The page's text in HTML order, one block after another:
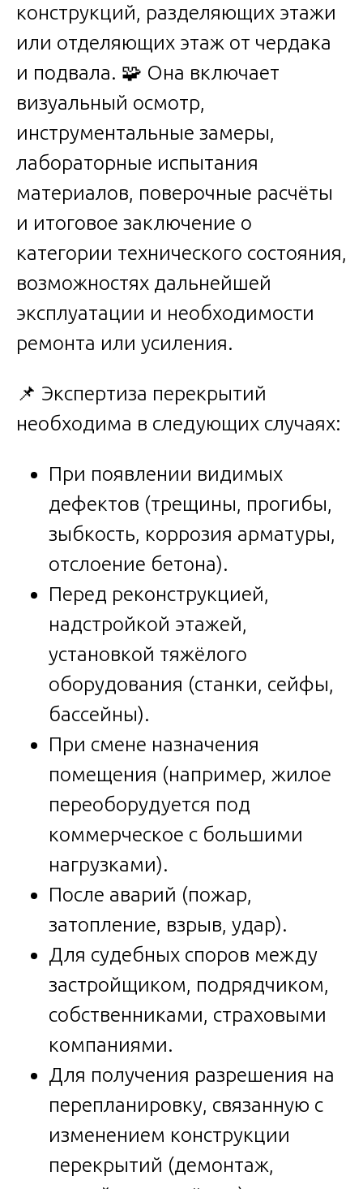
конструкций, разделяющих этажи
или отделяющих этаж от чердака
и подвала. 🧩 Она включает
визуальный осмотр,
инструментальные замеры,
лабораторные испытания
материалов, поверочные расчёты
и итоговое заключение о
категории технического состояния,
возможностях дальнейшей
эксплуатации и необходимости
ремонта или усиления.
📌 Экспертиза перекрытий
необходима в следующих случаях:
При появлении видимых
дефектов (трещины, прогибы,
зыбкость, коррозия арматуры,
отслоение бетона).
Перед реконструкцией,
надстройкой этажей,
установкой тяжёлого
оборудования (станки, сейфы,
бассейны).
При смене назначения
помещения (например, жилое
переоборудуется под
коммерческое с большими
нагрузками).
После аварий (пожар,
затопление, взрыв, удар).
Для судебных споров между
застройщиком, подрядчиком,
собственниками, страховыми
компаниями.
Для получения разрешения на
перепланировку, связанную с
изменением конструкции
перекрытий (демонтаж,